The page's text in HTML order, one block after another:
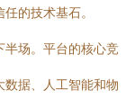
的技术基石。
半场。平台的核心竞
据、人工智能和物